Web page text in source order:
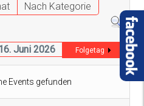
Nach Kategorie
Juni 2026 Folgetag
Events gefunden